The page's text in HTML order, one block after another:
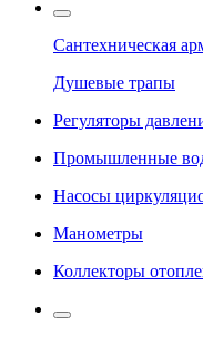
Сантехническая
Душевые трапы
Регуляторы
Промышленные
Насосы
Манометры
Коллекторы